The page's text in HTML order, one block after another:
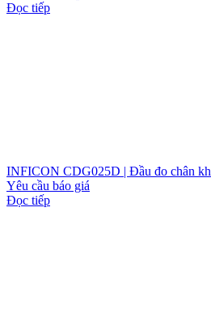
Đọc tiếp
INFICON CDG025D | Đầu đo chân
Yêu cầu báo giá
Đọc tiếp